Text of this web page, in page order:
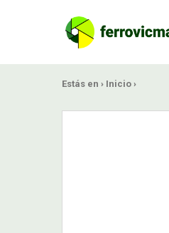
Estás en › Inicio ›